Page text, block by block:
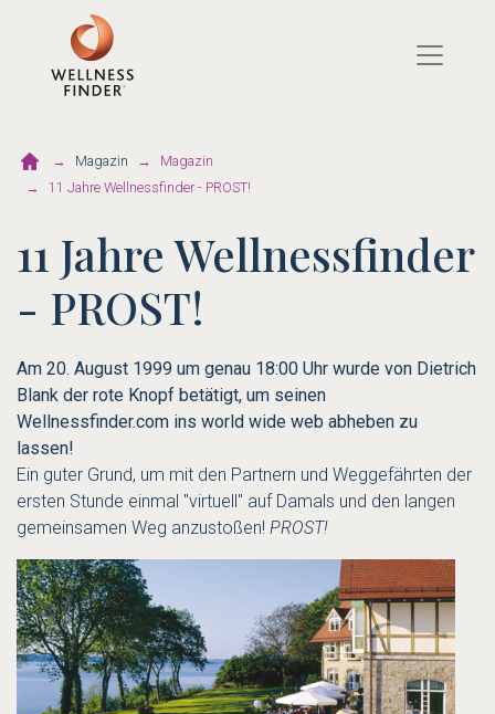
Magazin
Magazin
11 Jahre Wellnessfinder - PROST!
11 Jahre Wellnessfinder
- PROST!
Am 20. August 1999 um genau 18:00 Uhr wurde von Dietrich
Blank der rote Knopf betätigt, um seinen
Wellnessfinder.com ins world wide web abheben zu
lassen!
Ein guter Grund, um mit den Partnern und Weggefährten der
ersten Stunde einmal "virtuell" auf Damals und den langen
gemeinsamen Weg anzustoßen! PROST!